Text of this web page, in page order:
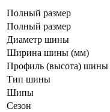
Полный размер
Полный размер
Диаметр шины
Ширина шины (мм)
Профиль (высота) шины
Тип шины
Шипы
Сезон